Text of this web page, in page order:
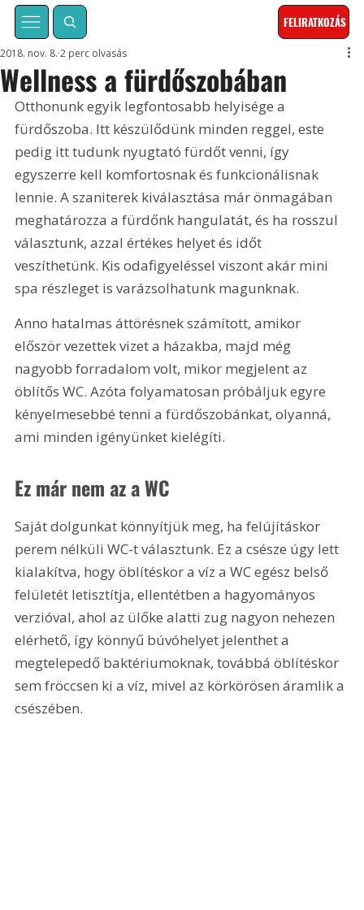
FELIRATKOZÁS
Wellness a fürdőszobában
2018. nov. 8. 2 perc olvasás
Otthonunk egyik legfontosabb helyisége a
fürdőszoba. Itt készülődünk minden reggel, este
pedig itt tudunk nyugtató fürdőt venni, így
egyszerre kell komfortosnak és funkcionálisnak
lennie. A szaniterek kiválasztása már önmagában
meghatározza a fürdőnk hangulatát, és ha rosszul
választunk, azzal értékes helyet és időt
veszíthetünk. Kis odafigyeléssel viszont akár mini
spa részleget is varázsolhatunk magunknak.
Anno hatalmas áttörésnek számított, amikor
először vezettek vizet a házakba, majd még
nagyobb forradalom volt, mikor megjelent az
öblítős WC. Azóta folyamatosan próbáljuk egyre
kényelmesebbé tenni a fürdőszobánkat, olyanná,
ami minden igényünket kielégíti.
Ez már nem az a WC
Saját dolgunkat könnyítjük meg, ha felújításkor
perem nélküli WC-t választunk. Ez a csésze úgy lett
kialakítva, hogy öblítéskor a víz a WC egész belső
felületét letisztítja, ellentétben a hagyományos
verzióval, ahol az ülőke alatti zug nagyon nehezen
elérhető, így könnyű búvóhelyet jelenthet a
megtelepedő baktériumoknak, továbbá öblítéskor
sem fröccsen ki a víz, mivel az körkörösen áramlik a
csészében.